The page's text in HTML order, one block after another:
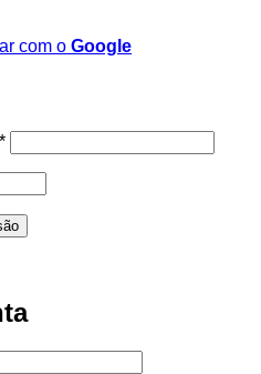
com o Google
*Obrigatório